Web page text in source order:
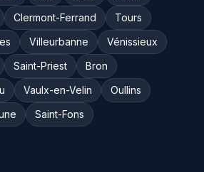
Clermont-Ferrand
Tours
Villeurbanne
Vénissieux
Saint-Priest
Bron
Vaulx-en-Velin
Oullins
Saint-Fons